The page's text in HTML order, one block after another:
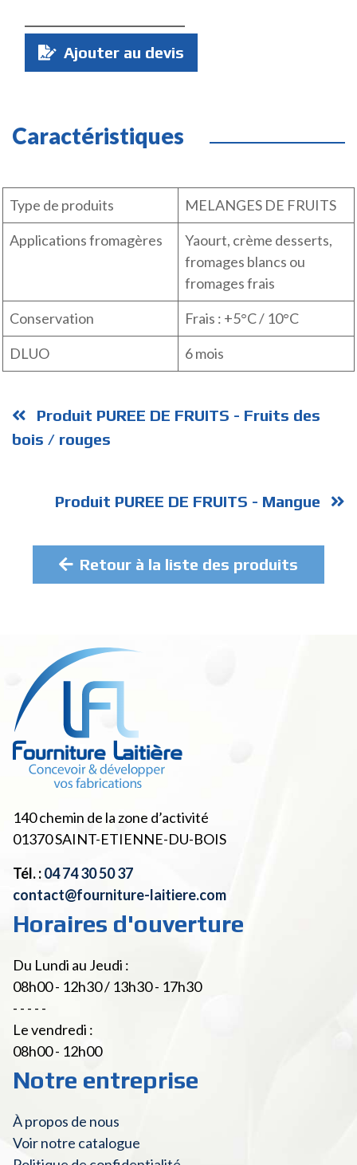
Quantité
Ajouter au devis
Caractéristiques
Type de produits
MELANGES DE FRUITS
Applications fromagères
Yaourt, crème desserts,
fromages blancs ou
fromages frais
Conservation
Frais : +5°C / 10°C
DLUO
6 mois
Produit PUREE DE FRUITS - Fruits des
bois / rouges
Produit PUREE DE FRUITS - Mangue
Retour à la liste des produits
140 chemin de la zone d’activité
01370SAINT-ETIENNE-DU-BOIS
Tél. :04 74 30 50 37
contact@fourniture-laitiere.com
Horaires d'ouverture
Du Lundi au Jeudi :
08h00 - 12h30 / 13h30 - 17h30
- - - - -
Le vendredi :
08h00 - 12h00
Notre entreprise
À propos de nous
Voir notre catalogue